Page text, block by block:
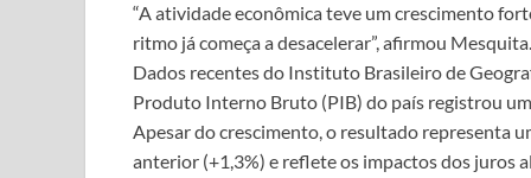
“A atividade econômica teve um crescimento
ritmo já começa a desacelerar”, afirmou Mesquita.
Dados recentes do Instituto Brasileiro de
Produto Interno Bruto (PIB) do país registrou
Apesar do crescimento, o resultado representa
anterior (+1,3%) e reflete os impactos dos juros